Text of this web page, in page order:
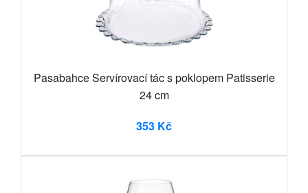
Pasabahce Servírovací tác s poklopem Patisserie
24 cm
353 Kč